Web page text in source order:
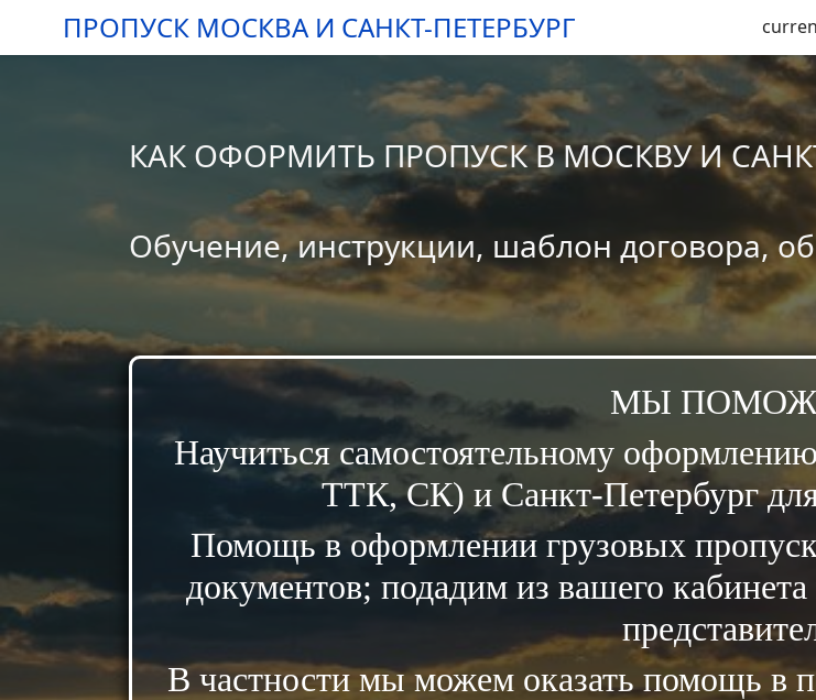
ПРОПУСК МОСКВА И САНКТ-ПЕТЕРБУРГ
КАК ОФОРМИТЬ ПРОПУСК В МОСКВУ И
Обучение, инструкции, шаблон договора,
МЫ
Научиться самостоятельному
ТТК, СК) и Санкт-Петербург для
Помощь в оформлении грузовых
документов; подадим из вашего
В частности мы можем оказать помощь в